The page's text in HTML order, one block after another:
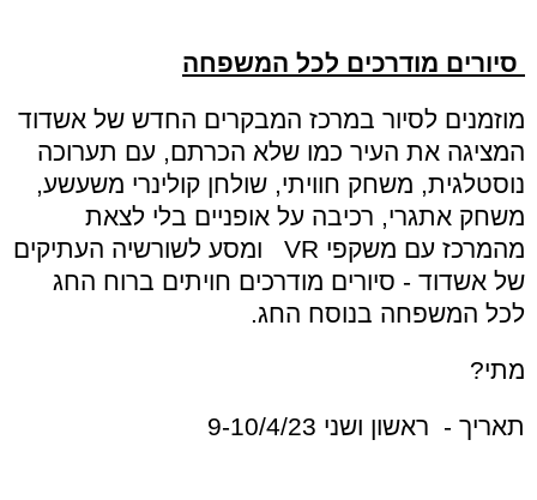
סיורים מודרכים לכל המשפחה
מוזמנים לסיור במרכז המבקרים החדש של אשדוד
המציגה את העיר כמו שלא הכרתם, עם תערוכה
נוסטלגית, משחק חוויתי, שולחן קולינרי משעשע,
משחק אתגרי, רכיבה על אופניים בלי לצאת
מהמרכז עם משקפי VR ומסע לשורשיה העתיקים
של אשדוד - סיורים מודרכים חויתים ברוח החג
לכל המשפחה בנוסח החג.
מתי?
תאריך - ראשון ושני 9-10/4/23